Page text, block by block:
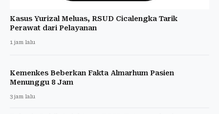
Kasus Yurizal Meluas, RSUD Cicalengka Tarik
Perawat dari Pelayanan
1 jam lalu
Kemenkes Beberkan Fakta Almarhum Pasien
Menunggu 8 Jam
3 jam lalu